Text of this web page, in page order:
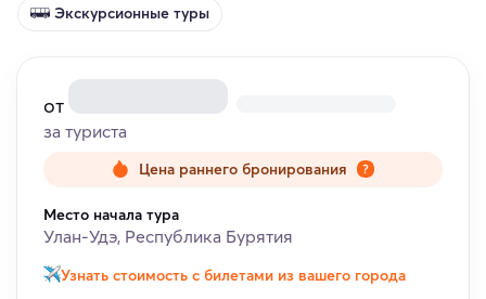
Экскурсионные туры
от
за туриста
Цена раннего бронирования
Место начала тура
Улан-Удэ, Республика Бурятия
Узнать стоимость с билетами из вашего города